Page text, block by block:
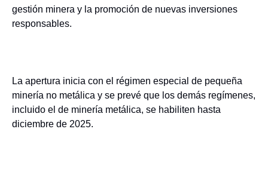
gestión minera y la promoción de nuevas inversiones
responsables.
La apertura inicia con el régimen especial de pequeña
minería no metálica y se prevé que los demás regímenes,
incluido el de minería metálica, se habiliten hasta
diciembre de 2025.